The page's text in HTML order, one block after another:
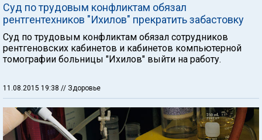
Суд по трудовым конфликтам обязал
рентгентехников "Ихилов" прекратить забастовку
Суд по трудовым конфликтам обязал сотрудников
рентгеновских кабинетов и кабинетов компьютерной
томографии больницы "Ихилов" выйти на работу.
11.08.2015 19:38 // Здоровье